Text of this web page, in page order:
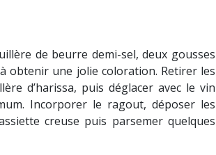
de beurre demi-sel, deux gousses
obtenir une jolie coloration. Retirer les
d’harissa, puis déglacer avec le vin
Incorporer le ragout, déposer les
creuse puis parsemer quelques